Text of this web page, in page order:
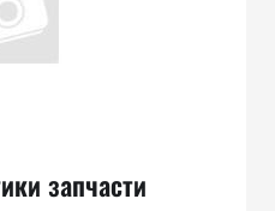
запчасти